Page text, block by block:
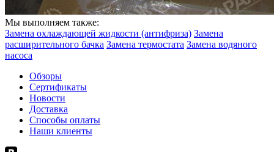
Мы выполняем также:
Замена охлаждающей жидкости (антифриза) Замена
расширительного бачка Замена термостата Замена водяного
насоса
Обзоры
Сертификаты
Новости
Доставка
Способы оплаты
Наши клиенты